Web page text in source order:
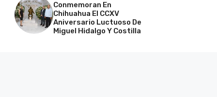
Conmemoran En
Chihuahua El CCXV
Aniversario Luctuoso De
Miguel Hidalgo Y Costilla